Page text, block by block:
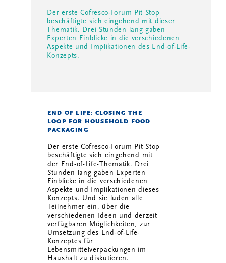
Der erste Cofresco-Forum Pit Stop
beschäftigte sich eingehend mit dieser
Thematik. Drei Stunden lang gaben
Experten Einblicke in die verschiedenen
Aspekte und Implikationen des End-of-Life-
Konzepts.
END OF LIFE: CLOSING THE
LOOP FOR HOUSEHOLD FOOD
PACKAGING
Der erste Cofresco-Forum Pit Stop
beschäftigte sich eingehend mit
der End-of-Life-Thematik. Drei
Stunden lang gaben Experten
Einblicke in die verschiedenen
Aspekte und Implikationen dieses
Konzepts. Und sie luden alle
Teilnehmer ein, über die
verschiedenen Ideen und derzeit
verfügbaren Möglichkeiten, zur
Umsetzung des End-of-Life-
Konzeptes für
Lebensmittelverpackungen im
Haushalt zu diskutieren.